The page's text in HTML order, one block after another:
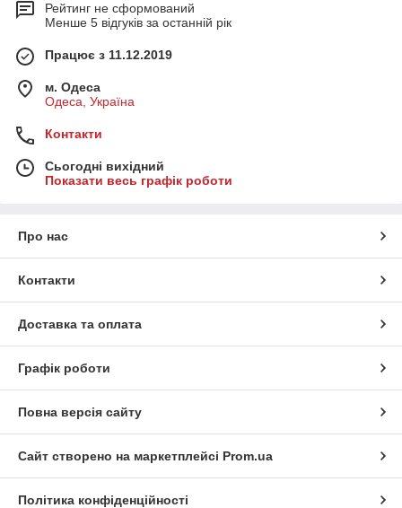
Рейтинг не сформований
Менше 5 відгуків за останній рік
Працює з 11.12.2019
м. Одеса
Одеса, Україна
Контакти
Сьогодні вихідний
Показати весь графік роботи
Про нас
Контакти
Доставка та оплата
Графік роботи
Повна версія сайту
Сайт створено на маркетплейсі Prom.ua
Політика конфіденційності